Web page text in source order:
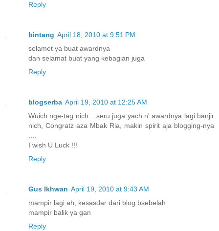
Reply
bintang April 18, 2010 at 9:51 PM
selamet ya buat awardnya
dan selamat buat yang kebagian juga
Reply
blogserba April 19, 2010 at 12:25 AM
Wuich nge-tag nich... seru juga yach n' awardnya lagi banjir
nich, Congratz aza Mbak Ria, makin spirit aja blogging-nya
....
I wish U Luck !!!
Reply
Gus Ikhwan April 19, 2010 at 9:43 AM
mampir lagi ah, kesasdar dari blog bsebelah
mampir balik ya gan
Reply